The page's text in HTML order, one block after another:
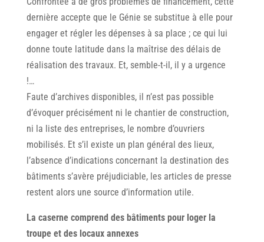
dernière accepte que le Génie se substitue à elle pour
engager et régler les dépenses à sa place ; ce qui lui
donne toute latitude dans la maîtrise des délais de
réalisation des travaux. Et, semble-t-il, il y a urgence
!…
Faute d’archives disponibles, il n’est pas possible
d’évoquer précisément ni le chantier de construction,
ni la liste des entreprises, le nombre d’ouvriers
mobilisés. Et s’il existe un plan général des lieux,
l’absence d’indications concernant la destination des
bâtiments s’avère préjudiciable, les articles de presse
restent alors une source d’information utile.
La caserne comprend des bâtiments pour loger la
troupe et des locaux annexes